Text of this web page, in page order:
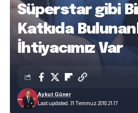
Süperstar gibi
Katkıda
İhtiyacımız Var
Last updated: 31 Temmuz 2018 21:17
Aykut Güner